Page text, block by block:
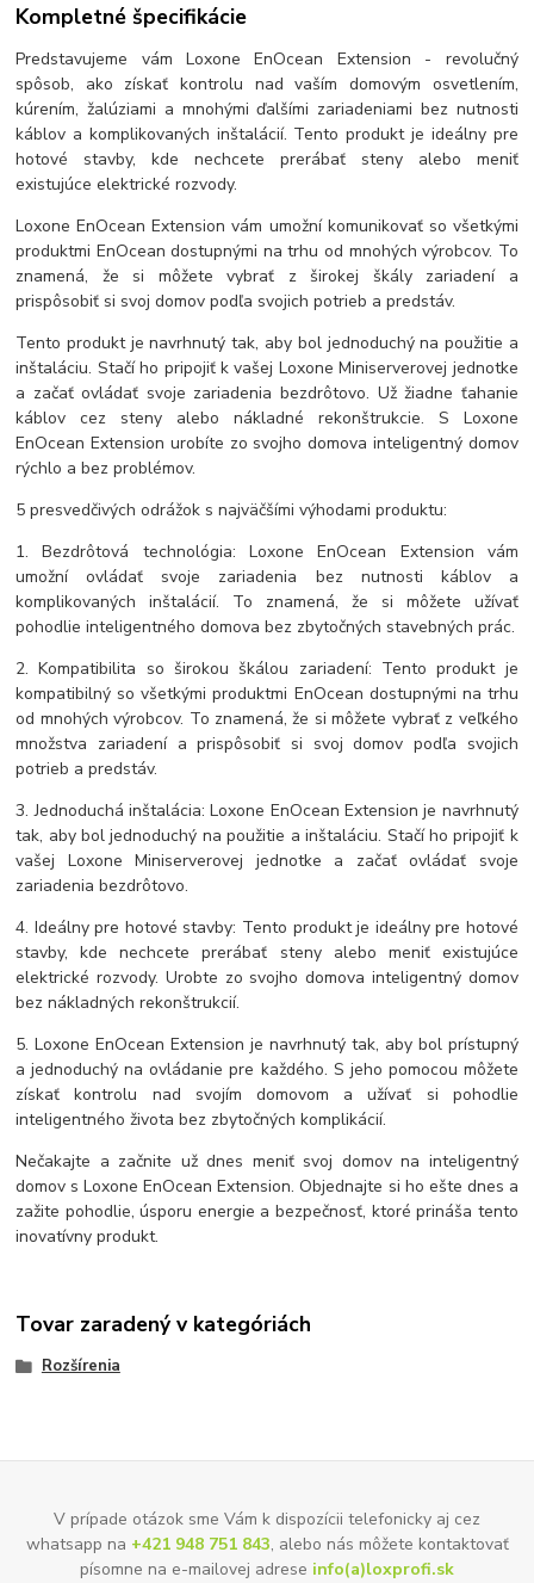
Kompletné špecifikácie
Predstavujeme vám Loxone EnOcean Extension - revolučný
spôsob, ako získať kontrolu nad vaším domovým osvetlením,
kúrením, žalúziami a mnohými ďalšími zariadeniami bez nutnosti
káblov a komplikovaných inštalácií. Tento produkt je ideálny pre
hotové stavby, kde nechcete prerábať steny alebo meniť
existujúce elektrické rozvody.
Loxone EnOcean Extension vám umožní komunikovať so všetkými
produktmi EnOcean dostupnými na trhu od mnohých výrobcov. To
znamená, že si môžete vybrať z širokej škály zariadení a
prispôsobiť si svoj domov podľa svojich potrieb a predstáv.
Tento produkt je navrhnutý tak, aby bol jednoduchý na použitie a
inštaláciu. Stačí ho pripojiť k vašej Loxone Miniserverovej jednotke
a začať ovládať svoje zariadenia bezdrôtovo. Už žiadne ťahanie
káblov cez steny alebo nákladné rekonštrukcie. S Loxone
EnOcean Extension urobíte zo svojho domova inteligentný domov
rýchlo a bez problémov.
5 presvedčivých odrážok s najväčšími výhodami produktu:
1. Bezdrôtová technológia: Loxone EnOcean Extension vám
umožní ovládať svoje zariadenia bez nutnosti káblov a
komplikovaných inštalácií. To znamená, že si môžete užívať
pohodlie inteligentného domova bez zbytočných stavebných prác.
2. Kompatibilita so širokou škálou zariadení: Tento produkt je
kompatibilný so všetkými produktmi EnOcean dostupnými na trhu
od mnohých výrobcov. To znamená, že si môžete vybrať z veľkého
množstva zariadení a prispôsobiť si svoj domov podľa svojich
potrieb a predstáv.
3. Jednoduchá inštalácia: Loxone EnOcean Extension je navrhnutý
tak, aby bol jednoduchý na použitie a inštaláciu. Stačí ho pripojiť k
vašej Loxone Miniserverovej jednotke a začať ovládať svoje
zariadenia bezdrôtovo.
4. Ideálny pre hotové stavby: Tento produkt je ideálny pre hotové
stavby, kde nechcete prerábať steny alebo meniť existujúce
elektrické rozvody. Urobte zo svojho domova inteligentný domov
bez nákladných rekonštrukcií.
5. Loxone EnOcean Extension je navrhnutý tak, aby bol prístupný
a jednoduchý na ovládanie pre každého. S jeho pomocou môžete
získať kontrolu nad svojím domovom a užívať si pohodlie
inteligentného života bez zbytočných komplikácií.
Nečakajte a začnite už dnes meniť svoj domov na inteligentný
domov s Loxone EnOcean Extension. Objednajte si ho ešte dnes a
zažite pohodlie, úsporu energie a bezpečnosť, ktoré prináša tento
inovatívny produkt.
Tovar zaradený v kategóriách
Rozšírenia
V prípade otázok sme Vám k dispozícii telefonicky aj cez
whatsapp na +421 948 751 843, alebo nás môžete kontaktovať
písomne na e-mailovej adrese info(a)loxprofi.sk